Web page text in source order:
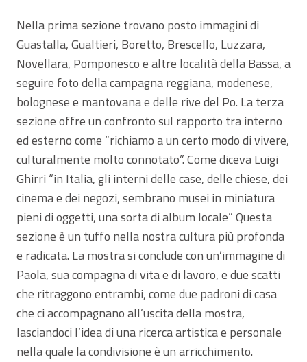
Nella prima sezione trovano posto immagini di
Guastalla, Gualtieri, Boretto, Brescello, Luzzara,
Novellara, Pomponesco e altre località della Bassa, a
seguire foto della campagna reggiana, modenese,
bolognese e mantovana e delle rive del Po. La terza
sezione offre un confronto sul rapporto tra interno
ed esterno come “richiamo a un certo modo di vivere,
culturalmente molto connotato”. Come diceva Luigi
Ghirri “in Italia, gli interni delle case, delle chiese, dei
cinema e dei negozi, sembrano musei in miniatura
pieni di oggetti, una sorta di album locale” Questa
sezione è un tuffo nella nostra cultura più profonda
e radicata. La mostra si conclude con un’immagine di
Paola, sua compagna di vita e di lavoro, e due scatti
che ritraggono entrambi, come due padroni di casa
che ci accompagnano all’uscita della mostra,
lasciandoci l’idea di una ricerca artistica e personale
nella quale la condivisione è un arricchimento.